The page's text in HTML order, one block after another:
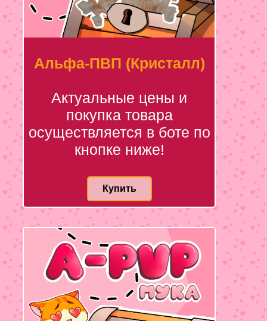
Альфа-ПВП (Кристалл)
Актуальные цены и
покупка товара
осуществляется в боте по
кнопке ниже!
Купить